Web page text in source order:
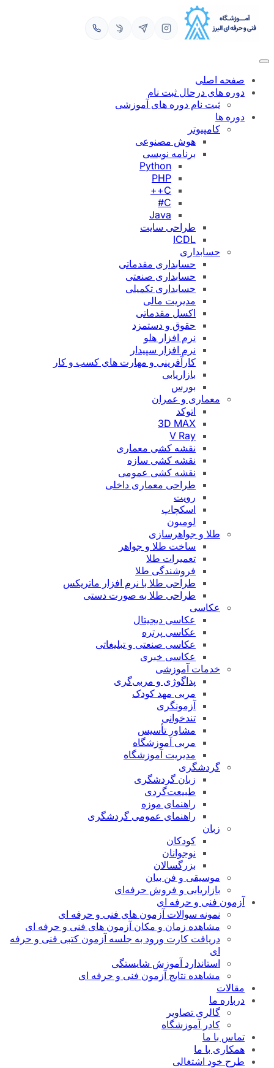
محتوا
صفحه اصلی
دوره های درحال ثبت نام
ثبت نام دوره های آموزشی
دوره ها
کامپیوتر
هوش مصنوعی
برنامه نویسی
Python
PHP
C++
C#
Java
طراحی سایت
ICDL
حسابداری
حسابداری مقدماتی
حسابداری صنعتی
حسابداری تکمیلی
مدیریت مالی
اکسل مقدماتی
حقوق و دستمزد
نرم افزار هلو
نرم افزار سپیدار
کارآفرینی و مهارت های کسب و کار
بازاریابی
بورس
معماری و عمران
اتوکد
3D MAX
V Ray
نقشه کشی معماری
نقشه کشی سازه
نقشه کشی عمومی
طراحی معماری داخلی
رویت
اسکچاپ
لومیون
طلا و جواهرسازی
ساخت طلا و جواهر
تعمیرات طلا
فروشندگی طلا
طراحی طلا با نرم افزار ماتریکس
طراحی طلا به صورت دستی
عکاسی
عکاسی دیجیتال
عکاسی پرتره
عکاسی صنعتی و تبلیغاتی
عکاسی خبری
خدمات آموزشی
پداگوژی و مربی‌گری
مربی مهد کودک
آزمونگری
تندخوانی
مشاور تأسیس
مربی آموزشگاه
مدیریت آموزشگاه
گردشگری
زبان گردشگری
طبیعت‌گردی
راهنمای موزه
راهنمای عمومی گردشگری
زبان
کودکان
نوجوانان
بزرگسالان
موسیقی و فن بیان
بازاریابی و فروش حرفه‌ای
آزمون فنی و حرفه ای
نمونه سوالات آزمون های فنی و حرفه ای
مشاهده زمان و مکان آزمون های فنی و حرفه ای
دریافت کارت ورود به جلسه آزمون کتبی فنی و حرفه
ای
استاندارد آموزش شایستگی
مشاهده نتایج آزمون فنی و حرفه ای
مقالات
درباره ما
گالری تصاویر
کادر آموزشگاه
تماس با ما
همکاری با ما
طرح خود اشتغالی